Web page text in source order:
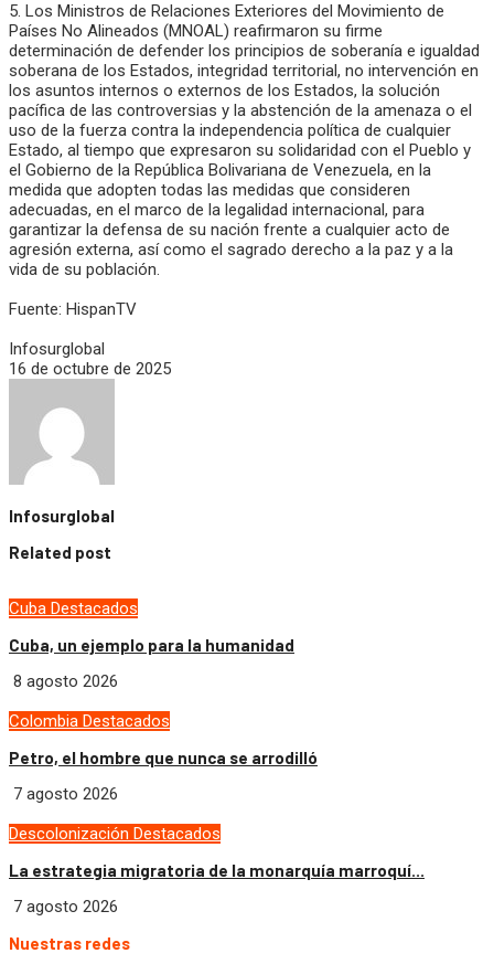
5. Los Ministros de Relaciones Exteriores del Movimiento de
Países No Alineados (MNOAL) reafirmaron su firme
determinación de defender los principios de soberanía e igualdad
soberana de los Estados, integridad territorial, no intervención en
los asuntos internos o externos de los Estados, la solución
pacífica de las controversias y la abstención de la amenaza o el
uso de la fuerza contra la independencia política de cualquier
Estado, al tiempo que expresaron su solidaridad con el Pueblo y
el Gobierno de la República Bolivariana de Venezuela, en la
medida que adopten todas las medidas que consideren
adecuadas, en el marco de la legalidad internacional, para
garantizar la defensa de su nación frente a cualquier acto de
agresión externa, así como el sagrado derecho a la paz y a la
vida de su población.
Fuente: HispanTV
Infosurglobal
16 de octubre de 2025
Infosurglobal
Related post
Cuba Destacados
Cuba, un ejemplo para la humanidad
8 agosto 2026
Colombia Destacados
Petro, el hombre que nunca se arrodilló
7 agosto 2026
Descolonización Destacados
La estrategia migratoria de la monarquía marroquí...
7 agosto 2026
Nuestras redes